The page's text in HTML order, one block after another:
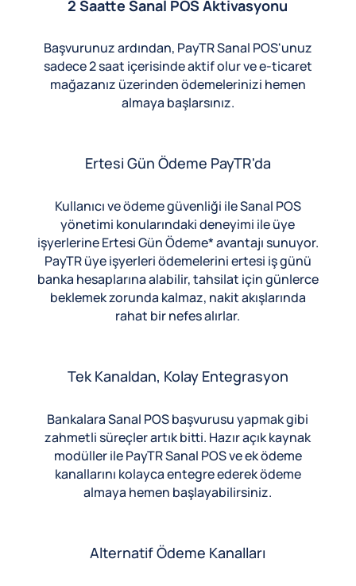
2 Saatte Sanal POS Aktivasyonu
Başvurunuz ardından, PayTR Sanal POS'unuz
sadece 2 saat içerisinde aktif olur ve e-ticaret
mağazanız üzerinden ödemelerinizi hemen
almaya başlarsınız.
Ertesi Gün Ödeme PayTR'da
Kullanıcı ve ödeme güvenliği ile Sanal POS
yönetimi konularındaki deneyimi ile üye
işyerlerine Ertesi Gün Ödeme* avantajı sunuyor.
PayTR üye işyerleri ödemelerini ertesi iş günü
banka hesaplarına alabilir, tahsilat için günlerce
beklemek zorunda kalmaz, nakit akışlarında
rahat bir nefes alırlar.
Tek Kanaldan, Kolay Entegrasyon
Bankalara Sanal POS başvurusu yapmak gibi
zahmetli süreçler artık bitti. Hazır açık kaynak
modüller ile PayTR Sanal POS ve ek ödeme
kanallarını kolayca entegre ederek ödeme
almaya hemen başlayabilirsiniz.
Alternatif Ödeme Kanalları